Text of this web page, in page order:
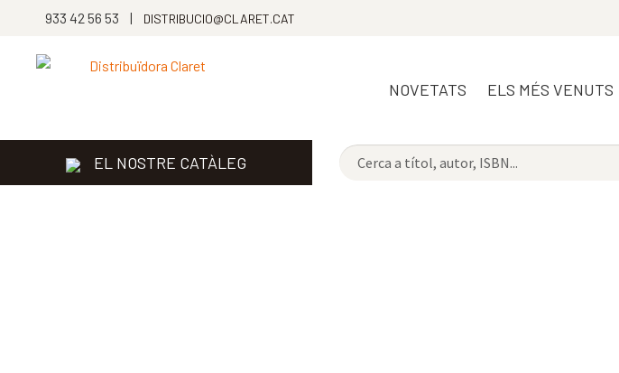
933 42 56 53 | DISTRIBUCIO@CLARET.CAT
NOVETATS ELS MÉS VENUTS
EL NOSTRE CATÀLEG